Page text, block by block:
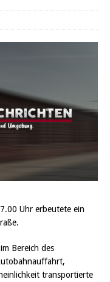
Uhr erbeutete ein
Bereich des
transportierte